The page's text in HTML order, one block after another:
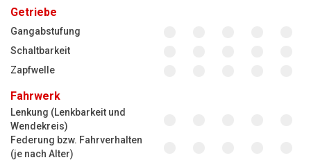
Getriebe
Gangabstufung
Schaltbarkeit
Zapfwelle
Fahrwerk
Lenkung (Lenkbarkeit und
Wendekreis)
Federung bzw. Fahrverhalten
(je nach Alter)